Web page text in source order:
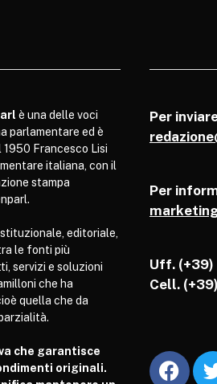
è una delle voci
parlamentare ed è
Francesco Lisi
italiana, con il
stampa
editoriale,
le fonti più
servizi e soluzioni
che ha
quella che da
che garantisce
originali.
Per
Per
Uff.
Cell.